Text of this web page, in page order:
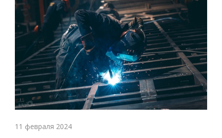
11 февраля 2024